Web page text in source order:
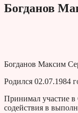
Богданов
Богданов Максим
Родился 02.07.1984
Принимал участие в
содействия в